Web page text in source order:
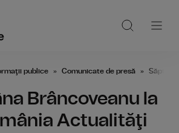
publice Comunicate de presă
Brâncoveanu la
Actualităţi